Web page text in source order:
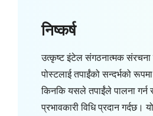
निष्कर्ष
उत्कृष्ट इंटेल संगठनात्मक संरचना
पोस्टलाई तपाईंको सन्दर्भको
किनकि यसले तपाईंले पालना गर्न
प्रभावकारी विधि प्रदान गर्दछ।